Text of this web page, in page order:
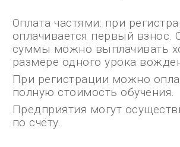
Оплата частями: при
оплачивается первый взнос.
суммы можно выплачивать
размере одного урока
При регистрации можно
полную стоимость обучения.
Предприятия могут
по счёту.